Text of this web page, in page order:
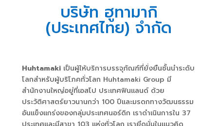
บริษัท ฮูทามากิ
(ประเทศไทย) จำกัด
Huhtamakiเป็นผู้ให้บริการบรรจุภัณฑ์ที่ยั่งยืนชั้นนำระดับ
โลกสำหรับผู้บริโภคทั่วโลก Huhtamaki Group มี
สำนักงานใหญ่อยู่ที่เอสโป ประเทศฟินแลนด์ ด้วย
ประวัติศาสตร์ยาวนานกว่า 100 ปีและมรดกทางวัฒนธรรม
อันแข็งแกร่งของกลุ่มประเทศนอร์ดิก เราดำเนินการใน 37